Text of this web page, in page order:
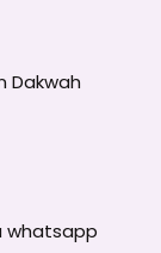
Dakwah
whatsapp